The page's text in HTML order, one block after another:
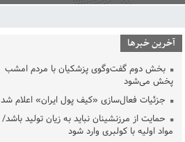
آخرین خبرها
بخش دوم گفت‌وگوی پزشکیان با مردم امشب
پخش می‌شود
جزئیات فعال‌سازی «کیف پول ایران» اعلام شد
حمایت از مرزنشینان نباید به زیان تولید باشد/
مواد اولیه با کولبری وارد شود